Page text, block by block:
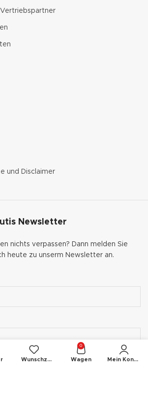
und Disclaimer
Newsletter
nichts verpassen? Dann melden Sie
heute zu unserm Newsletter an.
Wunschzettel
0
Wagen Mein Konto